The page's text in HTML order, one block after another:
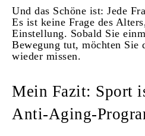
Und das Schöne ist: Jede
Es ist keine Frage des
Einstellung. Sobald Sie
Bewegung tut, möchten Sie
wieder missen.
Mein Fazit: Sport
Anti-Aging-